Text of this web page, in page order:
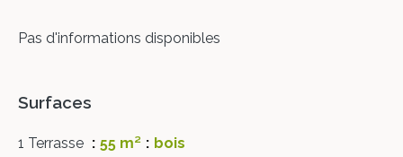
Pas d'informations disponibles
Surfaces
1 Terrasse 55 m²
bois